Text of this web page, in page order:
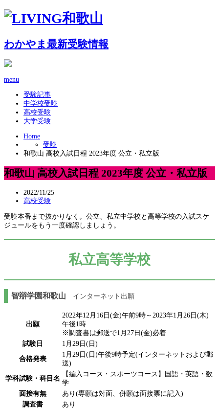
わかやま最新受験情報
menu
受験記事
中学校受験
高校受験
大学受験
Home
受験
和歌山 高校入試日程 2023年度 公立・私立版
和歌山 高校入試日程 2023年度 公立・私立版
2022/11/25
高校受験
受験本番まで抜かりなく。公立、私立中学校と高等学校の入試スケ
ジュールをもう一度確認しましょう。
私立高等学校
智辯学園和歌山 インターネット出願
出願
2022年12月16日(金)午前9時～2023年1月26日(木)
午後1時
※調査書は郵送で1月27日(金)必着
試験日
1月29日(日)
合格発表
1月29日(日)午後9時予定(インターネットおよび郵
送)
学科試験・科目名
【編入コース・スポーツコース】国語・英語・数
学
面接有無
あり(専願は対面、併願は面接票に記入)
調査書
あり